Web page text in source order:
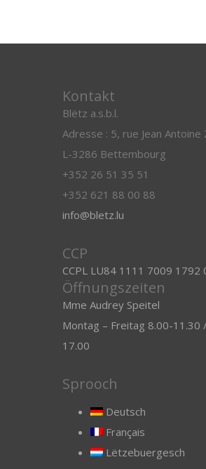
Kontakt
Blëtz a.s.b.l.
Adresse : 5, rue Jean Antoine
L-3286 Bettembourg
+352 26 51 35 51
+352 621 88 00 88
info@bletz.lu
CCP
CCPL LU84 1111 7009 1792
Öffnungszeiten
Mme Audrey Speitel
Montag – Freitag 8.00-11.30
17.00
Sprooch
Deutsch
Français
Lëtzebuergesch